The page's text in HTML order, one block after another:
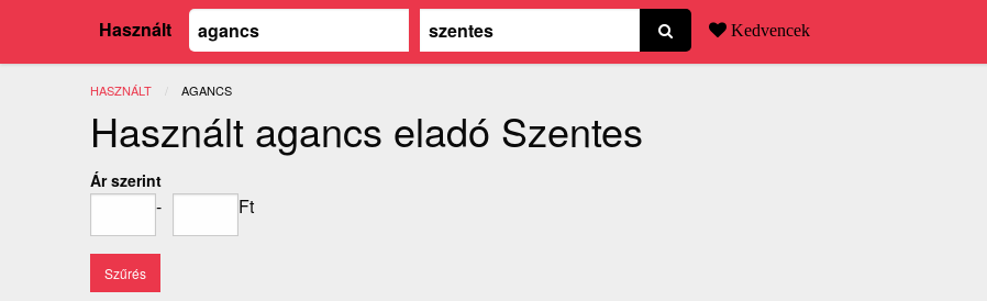
Használt Kedvencek
HASZNÁLT JELENLEGI:
AGANCS
Használt agancs eladó Szentes
Ár szerint
- Ft